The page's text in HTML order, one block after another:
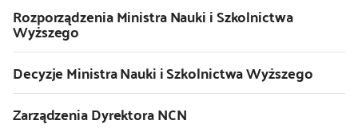
efekty NCN
współpraca międzynarodowa
nagroda NCN
Rozporządzenia Ministra Nauki i Szkolnictwa
Wyższego
Decyzje Ministra Nauki i Szkolnictwa Wyższego
Zarządzenia Dyrektora NCN